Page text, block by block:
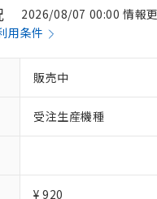
2026/08/07 00:00 情報
用条件
販売中
受注生産機種
¥ 920